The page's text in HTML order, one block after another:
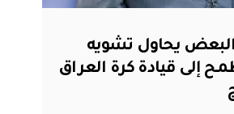
يحاول تشويه
إلى قيادة كرة العراق